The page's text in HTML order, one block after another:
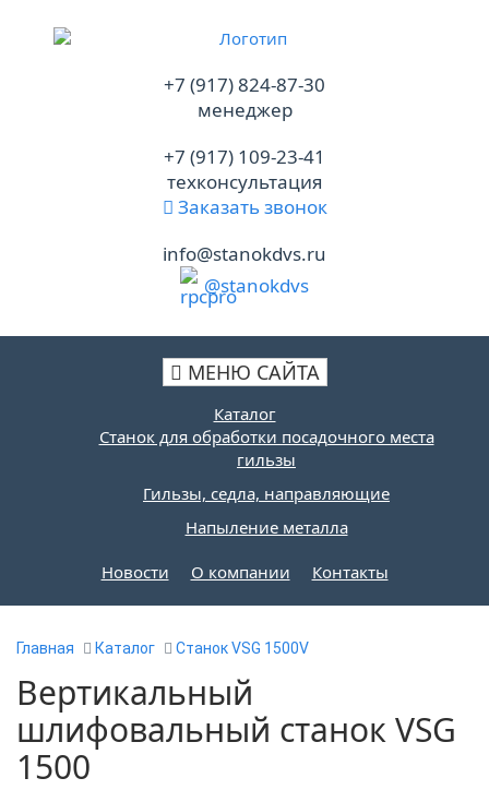
+7 (917) 824-87-30
менеджер
+7 (917) 109-23-41
техконсультация
Заказать звонок
info@stanokdvs.ru
@stanokdvs
МЕНЮ САЙТА
Каталог
Станок для обработки посадочного места
гильзы
Гильзы, седла, направляющие
Напыление металла
Новости О компании Контакты
Главная Каталог Станок VSG 1500V
Вертикальный
шлифовальный станок VSG
1500